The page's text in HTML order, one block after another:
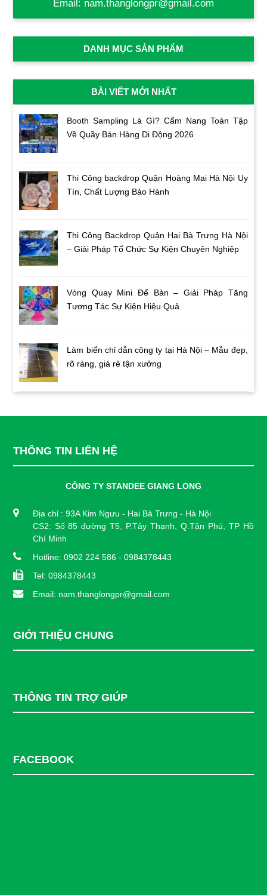
Email: nam.thanglongpr@gmail.com
DANH MỤC SẢN PHẨM
BÀI VIẾT MỚI NHẤT
Booth Sampling Là Gì? Cẩm Nang Toàn Tập
Về Quầy Bán Hàng Di Động 2026
Thi Công backdrop Quận Hoàng Mai Hà Nội Uy
Tín, Chất Lượng Bảo Hành
Thi Công Backdrop Quận Hai Bà Trưng Hà Nội
– Giải Pháp Tổ Chức Sự Kiện Chuyên Nghiệp
Vòng Quay Mini Để Bàn – Giải Pháp Tăng
Tương Tác Sự Kiện Hiệu Quả
Làm biển chỉ dẫn công ty tại Hà Nội – Mẫu đẹp,
rõ ràng, giá rẻ tận xưởng
THÔNG TIN LIÊN HỆ
CÔNG TY STANDEE GIANG LONG
Địa chỉ : 93A Kim Ngưu - Hai Bà Trưng - Hà Nội
CS2: Số 85 đường T5, P.Tây Thạnh, Q.Tân Phú, TP Hồ
Chí Minh
Hotline: 0902 224 586 - 0984378443
Tel: 0984378443
Email: nam.thanglongpr@gmail.com
GIỚI THIỆU CHUNG
THÔNG TIN TRỢ GIÚP
FACEBOOK